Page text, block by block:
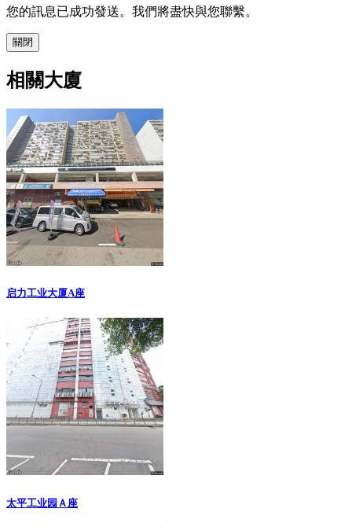
您的訊息已成功發送。我們將盡快與您聯繫。
關閉
相關大廈
启力工业大厦A座
太平工业园Ａ座